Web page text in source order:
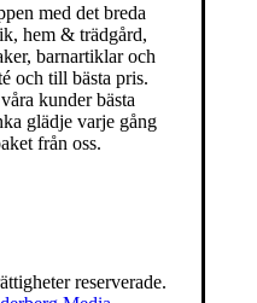
med det breda
hem & trädgård,
barnartiklar och
och till bästa pris.
kunder bästa
glädje varje gång
från oss.
reserverade.